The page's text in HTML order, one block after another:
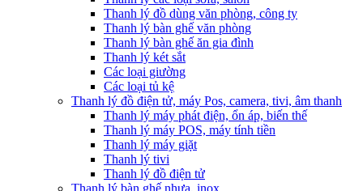
Thanh lý đồ dùng văn phòng, công ty
Thanh lý bàn ghế văn phòng
Thanh lý bàn ghế ăn gia đình
Thanh lý két sắt
Các loại giường
Các loại tủ kệ
Thanh lý đồ điện tử, máy Pos, camera, tivi, âm thanh
Thanh lý máy phát điện, ổn áp, biến thế
Thanh lý máy POS, máy tính tiền
Thanh lý máy giặt
Thanh lý tivi
Thanh lý đồ điện tử
Thanh lý bàn ghế nhựa, inox